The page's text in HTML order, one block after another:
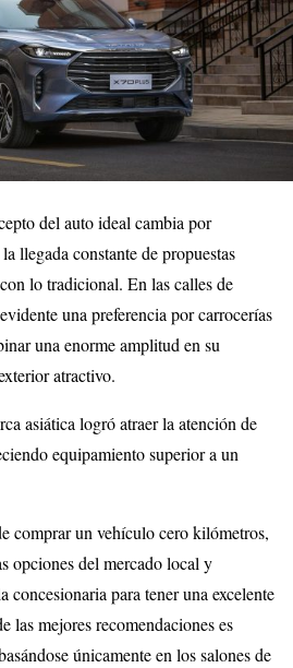
del auto ideal cambia por
llegada constante de propuestas
lo tradicional. En las calles de
una preferencia por carrocerías
una enorme amplitud en su
atractivo.
asiática logró atraer la atención de
equipamiento superior a un
comprar un vehículo cero kilómetros,
opciones del mercado local y
concesionaria para tener una excelente
las mejores recomendaciones es
únicamente en los salones de